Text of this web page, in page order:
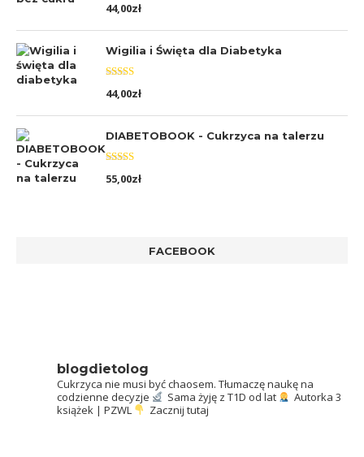
44,00zł
Wigilia i Święta dla Diabetyka
Oceniono
5.00na 5
44,00zł
DIABETOBOOK - Cukrzyca na talerzu
Oceniono
5.00na 5
55,00zł
FACEBOOK
blogdietolog
Cukrzyca nie musi być chaosem. Tłumaczę naukę na
codzienne decyzje
Sama żyję z T1D od lat
Autorka 3
książek | PZWL
Zacznij tutaj